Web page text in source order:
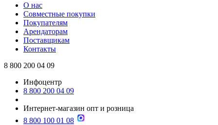
О нас
Совместные покупки
Покупателям
Арендаторам
Поставщикам
Контакты
8 800 200 04 09
Инфоцентр
8 800 200 04 09
Интернет-магазин опт и розница
8 800 100 01 08